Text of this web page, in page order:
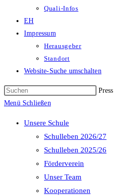
Quali-Infos
EH
Impressum
Herausgeber
Standort
Website-Suche umschalten
Menü Schließen
Unsere Schule
Schulleben 2026/27
Schulleben 2025/26
Förderverein
Unser Team
Kooperationen